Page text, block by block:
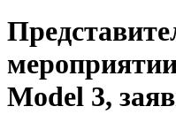
Model 3,